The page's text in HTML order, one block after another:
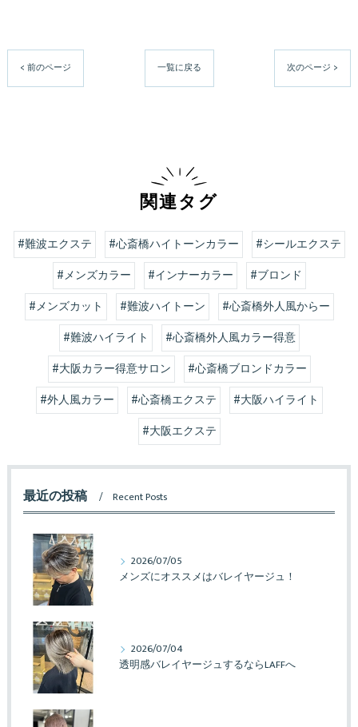
< 前のページ 一覧に戻る 次のページ >
関連タグ
#難波エクステ #心斎橋ハイトーンカラー
#シールエクステ
#メンズカラー
#インナーカラー
#ブロンド
#メンズカット
#難波ハイトーン
#心斎橋外人風からー
#難波ハイライト
#心斎橋外人風カラー得意
#大阪カラー得意サロン
#心斎橋ブロンドカラー
#外人風カラー
#心斎橋エクステ
#大阪ハイライト
#大阪エクステ
最近の投稿 Recent Posts
2026/07/05
メンズにオススメはバレイヤージュ！
2026/07/04
透明感バレイヤージュするならLAFFへ